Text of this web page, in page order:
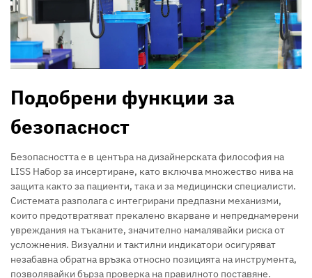
Подобрени функции за
безопасност
Безопасността е в центъра на дизайнерската философия на
LISS Набор за инсертиране, като включва множество нива на
защита както за пациенти, така и за медицински специалисти.
Системата разполага с интегрирани предпазни механизми,
които предотвратяват прекалено вкарване и непреднамерени
увреждания на тъканите, значително намалявайки риска от
усложнения. Визуални и тактилни индикатори осигуряват
незабавна обратна връзка относно позицията на инструмента,
позволявайки бърза проверка на правилното поставяне.